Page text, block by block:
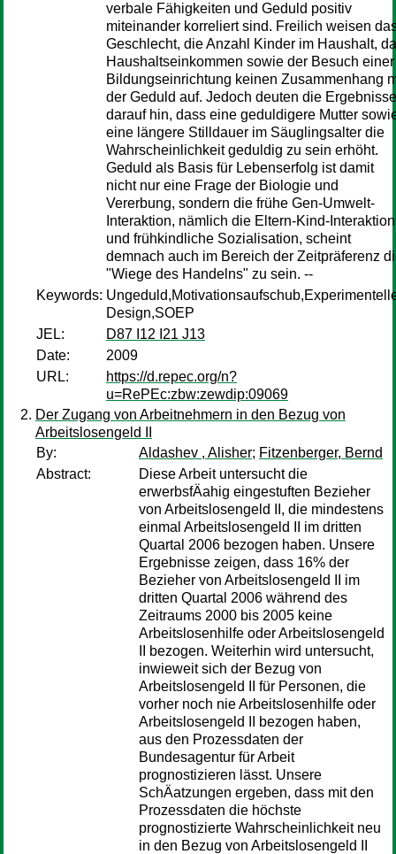
verbale Fähigkeiten und Geduld positiv
miteinander korreliert sind. Freilich weisen
Geschlecht, die Anzahl Kinder im Haushalt,
Haushaltseinkommen sowie der Besuch einer
Bildungseinrichtung keinen Zusammenhang
der Geduld auf. Jedoch deuten die Ergebnisse
darauf hin, dass eine geduldigere Mutter
eine längere Stilldauer im Säuglingsalter die
Wahrscheinlichkeit geduldig zu sein erhöht.
Geduld als Basis für Lebenserfolg ist damit
nicht nur eine Frage der Biologie und
Vererbung, sondern die frühe Gen-Umwelt-
Interaktion, nämlich die Eltern-Kind-Interaktion
und frühkindliche Sozialisation, scheint
demnach auch im Bereich der Zeitpräferenz
"Wiege des Handelns" zu sein. --
Keywords:
Design,SOEP
JEL:
D87 I12 I21 J13
Date:
2009
URL:
https://d.repec.org/n?
u=RePEc:zbw:zewdip:09069
Der Zugang von Arbeitnehmern in den Bezug von
Arbeitslosengeld II
By:
Aldashev , Alisher; Fitzenberger, Bernd
Abstract:
Diese Arbeit untersucht die
erwerbsfÄahig eingestuften Bezieher
von Arbeitslosengeld II, die mindestens
einmal Arbeitslosengeld II im dritten
Quartal 2006 bezogen haben. Unsere
Ergebnisse zeigen, dass 16% der
Bezieher von Arbeitslosengeld II im
dritten Quartal 2006 während des
Zeitraums 2000 bis 2005 keine
Arbeitslosenhilfe oder Arbeitslosengeld
II bezogen. Weiterhin wird untersucht,
inwieweit sich der Bezug von
Arbeitslosengeld II für Personen, die
vorher noch nie Arbeitslosenhilfe oder
Arbeitslosengeld II bezogen haben,
aus den Prozessdaten der
Bundesagentur für Arbeit
prognostizieren lässt. Unsere
SchÄatzungen ergeben, dass mit den
Prozessdaten die höchste
prognostizierte Wahrscheinlichkeit neu
in den Bezug von Arbeitslosengeld II